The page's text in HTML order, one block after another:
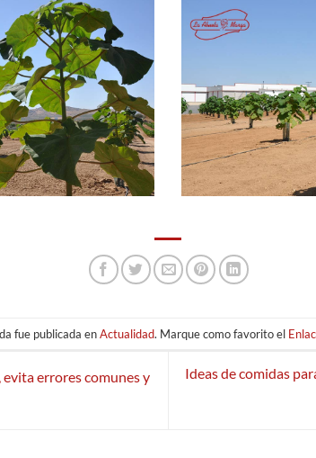
fue publicada enActualidad. Marque como favorito el
errores comunes y
Ideas de comidas